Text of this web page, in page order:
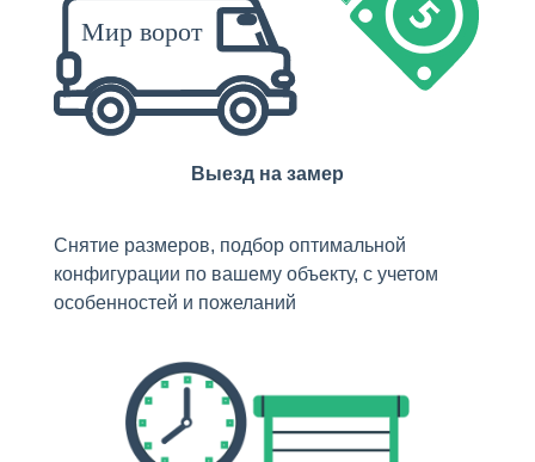
Выезд на замер
Снятие размеров, подбор оптимальной
конфигурации по вашему объекту, с учетом
особенностей и пожеланий